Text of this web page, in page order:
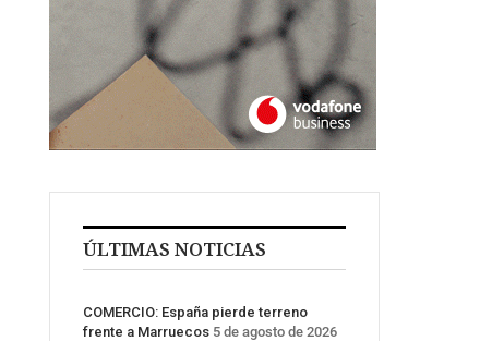
ÚLTIMAS NOTICIAS
COMERCIO: España pierde terreno
frente a Marruecos 5 de agosto de 2026